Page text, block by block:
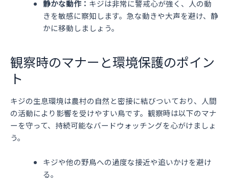
静かな動作： キジは非常に警戒心が強く、人の動
きを敏感に察知します。急な動きや大声を避け、静
かに移動しましょう。
観察時のマナーと環境保護のポイン
ト
キジの生息環境は農村の自然と密接に結びついており、人間
の活動により影響を受けやすい鳥です。観察時は以下のマナ
ーを守って、持続可能なバードウォッチングを心がけましょ
う。
キジや他の野鳥への過度な接近や追いかけを避け
る。